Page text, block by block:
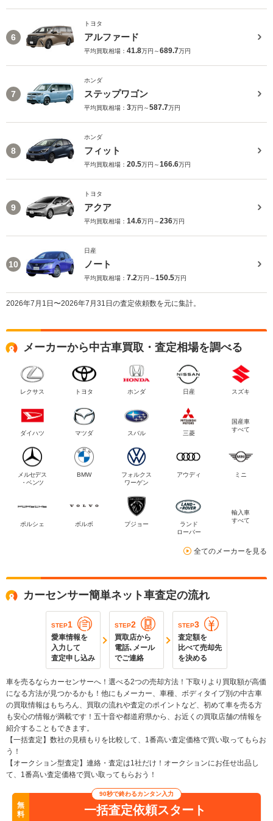
6
トヨタ
アルファード
平均買取相場： 41.8万円～689.7万円
7
ホンダ
ステップワゴン
平均買取相場： 3万円～587.7万円
8
ホンダ
フィット
平均買取相場： 20.5万円～166.6万円
9
トヨタ
アクア
平均買取相場： 14.6万円～236万円
10
日産
ノート
平均買取相場： 7.2万円～150.5万円
2026年7月1日〜2026年7月31日の査定依頼数を元に集計。
メーカーから中古車買取・査定相場を調べる
レクサス トヨタ ホンダ 日産 スズキ
ダイハツ マツダ スバル 三菱
国産車
すべて
メルセデス
・ベンツ
BMW
フォルクス
ワーゲン
アウディ ミニ
ポルシェ ボルボ プジョー
ランド
ローバー
輸入車
すべて
全てのメーカーを見る
カーセンサー簡単ネット車査定の流れ
STEP1
愛車情報を
入力して
査定申し込み
STEP2
買取店から
電話､メール
でご連絡
STEP3
査定額を
比べて売却先
を決める
車を売るならカーセンサーへ！選べる2つの売却方法！下取りより買取額が高価
になる方法が見つかるかも！他にもメーカー、車種、ボディタイプ別の中古車
の買取情報はもちろん、買取の流れや査定のポイントなど、初めて車を売る方
も安心の情報が満載です！五十音や都道府県から、お近くの買取店舗の情報を
紹介することもできます。
【一括査定】数社の見積もりを比較して、1番高い査定価格で買い取ってもらお
う！
【オークション型査定】連絡・査定は1社だけ！オークションにお任せ出品し
て、1番高い査定価格で買い取ってもらおう！
無
料
90秒で終わるカンタン入力
一括査定依頼スタート